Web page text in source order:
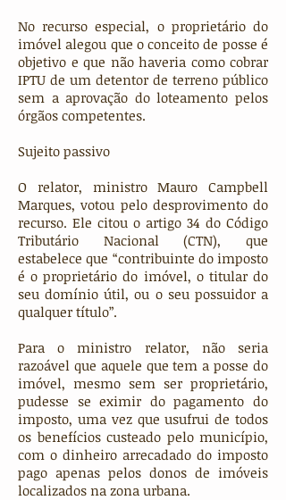
No recurso especial, o proprietário do
imóvel alegou que o conceito de posse é
objetivo e que não haveria como cobrar
IPTU de um detentor de terreno público
sem a aprovação do loteamento pelos
órgãos competentes.
Sujeito passivo
O relator, ministro Mauro Campbell
Marques, votou pelo desprovimento do
recurso. Ele citou o artigo 34 do Código
Tributário Nacional (CTN), que
estabelece que “contribuinte do imposto
é o proprietário do imóvel, o titular do
seu domínio útil, ou o seu possuidor a
qualquer título”.
Para o ministro relator, não seria
razoável que aquele que tem a posse do
imóvel, mesmo sem ser proprietário,
pudesse se eximir do pagamento do
imposto, uma vez que usufrui de todos
os benefícios custeado pelo município,
com o dinheiro arrecadado do imposto
pago apenas pelos donos de imóveis
localizados na zona urbana.